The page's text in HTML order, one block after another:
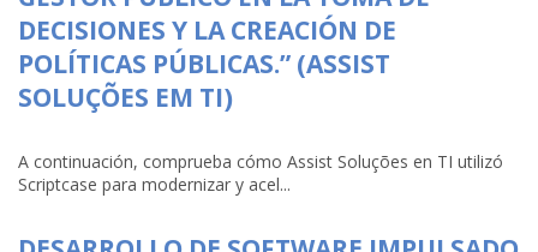
DECISIONES Y LA CREACIÓN DE
POLÍTICAS PÚBLICAS.” (ASSIST
SOLUÇÕES EM TI)
A continuación, comprueba cómo Assist Soluções en TI utilizó
Scriptcase para modernizar y acel...